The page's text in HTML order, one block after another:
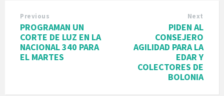
Previous
PROGRAMAN UN
CORTE DE LUZ EN LA
NACIONAL 340 PARA
EL MARTES
Next
PIDEN AL
CONSEJERO
AGILIDAD PARA LA
EDAR Y
COLECTORES DE
BOLONIA